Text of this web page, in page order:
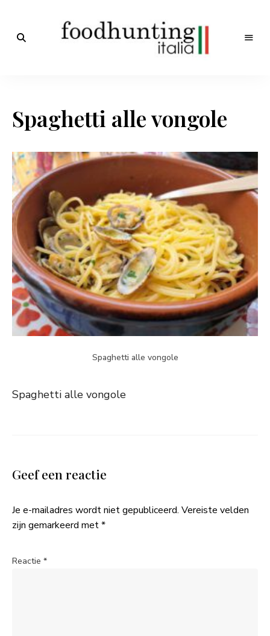
Italia
van
Italië!
De
recepten
Spaghetti alle vongole
Spaghetti alle vongole
Spaghetti alle vongole
Geef een reactie
Je e-mailadres wordt niet gepubliceerd. Vereiste velden
zijn gemarkeerd met*
Reactie *